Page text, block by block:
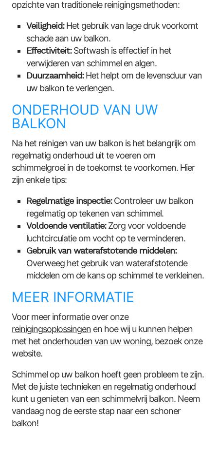
opzichte van traditionele reinigingsmethoden:
Veiligheid:Het gebruik van lage druk voorkomt
schade aan uw balkon.
Effectiviteit:Softwash is effectief in het
verwijderen van schimmel en algen.
Duurzaamheid:Het helpt om de levensduur van
uw balkon te verlengen.
ONDERHOUD VAN UW
BALKON
Na het reinigen van uw balkon is het belangrijk om
regelmatig onderhoud uit te voeren om
schimmelgroei in de toekomst te voorkomen. Hier
zijn enkele tips:
Regelmatige inspectie:Controleer uw balkon
regelmatig op tekenen van schimmel.
Voldoende ventilatie:Zorg voor voldoende
luchtcirculatie om vocht op te verminderen.
Gebruik van waterafstotende middelen:
Overweeg het gebruik van waterafstotende
middelen om de kans op schimmel te verkleinen.
MEER INFORMATIE
Voor meer informatie over onze
reinigingsoplossingen en hoe wij u kunnen helpen
met het onderhouden van uw woning, bezoek onze
website.
Schimmel op uw balkon hoeft geen probleem te zijn.
Met de juiste technieken en regelmatig onderhoud
kunt u genieten van een schimmelvrij balkon. Neem
vandaag nog de eerste stap naar een schoner
balkon!